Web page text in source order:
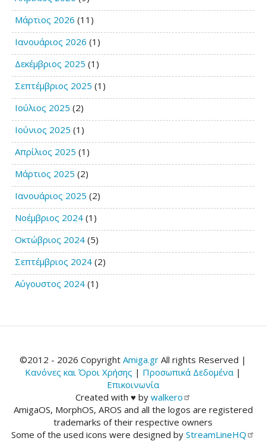
Μάρτιος 2026 (11)
Ιανουάριος 2026 (1)
Δεκέμβριος 2025 (1)
Σεπτέμβριος 2025 (1)
Ιούλιος 2025 (2)
Ιούνιος 2025 (1)
Απρίλιος 2025 (1)
Μάρτιος 2025 (2)
Ιανουάριος 2025 (2)
Νοέμβριος 2024 (1)
Οκτώβριος 2024 (5)
Σεπτέμβριος 2024 (2)
Αύγουστος 2024 (1)
©2012 - 2026 Copyright Amiga.gr All rights Reserved |
Κανόνες και Όροι Χρήσης | Προσωπικά Δεδομένα |
Επικοινωνία
Created with ♥ by walkero
AmigaOS, MorphOS, AROS and all the logos are registered
trademarks of their respective owners
Some of the used icons were designed by StreamLineHQ